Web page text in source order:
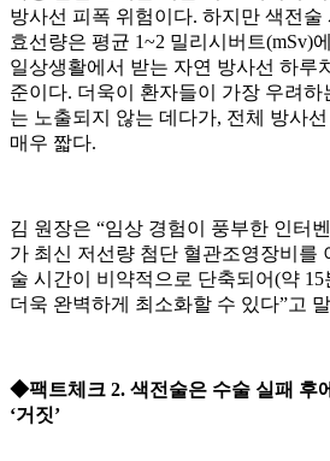
방사선 피폭 위험이다. 하지만 색전술
효선량은 평균 1~2 밀리시버트(mSv)
일상생활에서 받는 자연 방사선 하루
준이다. 더욱이 환자들이 가장 우려하
는 노출되지 않는 데다가, 전체 방사
매우 짧다.
김 원장은 “임상 경험이 풍부한 인터
가 최신 저선량 첨단 혈관조영장비를
술 시간이 비약적으로 단축되어(약
더욱 완벽하게 최소화할 수 있다”고
◆팩트체크 2. 색전술은 수술 실패 후
‘거짓’